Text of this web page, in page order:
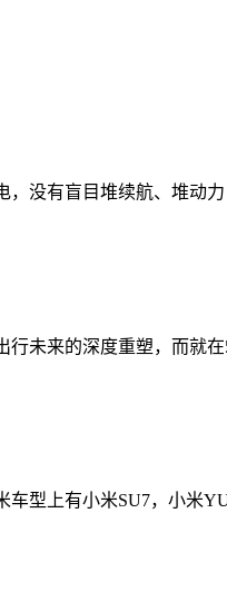
没有盲目堆续航、堆动
未来的深度重塑，而就
型上有小米SU7，小米